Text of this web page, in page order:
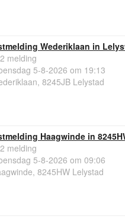
Wederiklaan in
melding
5-8-2026 om 19:13
8245JB Lelystad
Haagwinde in
melding
5-8-2026 om 09:06
8245HW Lelystad